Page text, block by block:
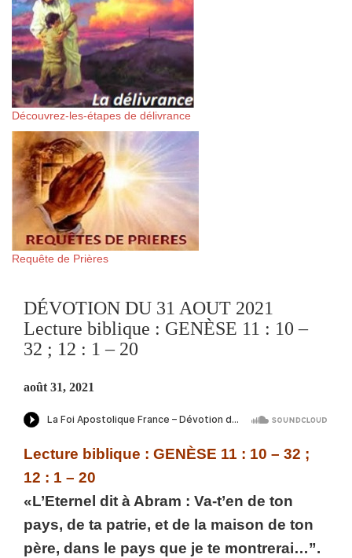
Découvrez-les-étapes de délivrance
Requête de Prières
DÉVOTION DU 31 AOUT 2021
Lecture biblique : GENÈSE 11 : 10 –
32 ; 12 : 1 – 20
août 31, 2021
Lecture biblique : GENÈSE 11 : 10 – 32 ;
12 : 1 – 20
«L’Eternel dit à Abram : Va-t’en de ton
pays, de ta patrie, et de la maison de ton
père, dans le pays que je te montrerai…”.